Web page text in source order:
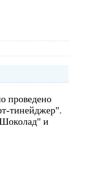
проведено
тинейджер".
и